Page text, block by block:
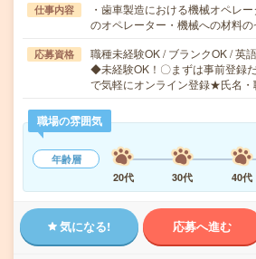
仕事内容
・歯車製造における機械オペレ
のオペレーター・機械への材料
応募資格
職種未経験OK / ブランクOK / 英
◆未経験OK！〇まずは事前登録
で気軽にオンライン登録★氏名
職場の雰囲気
年齢層
20代
30代 40代
気になる! 応募へ進む